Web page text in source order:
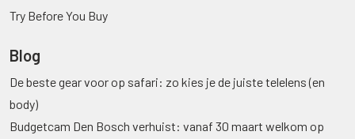
Try Before You Buy
Blog
De beste gear voor op safari: zo kies je de juiste telelens (en
body)
Budgetcam Den Bosch verhuist: vanaf 30 maart welkom op